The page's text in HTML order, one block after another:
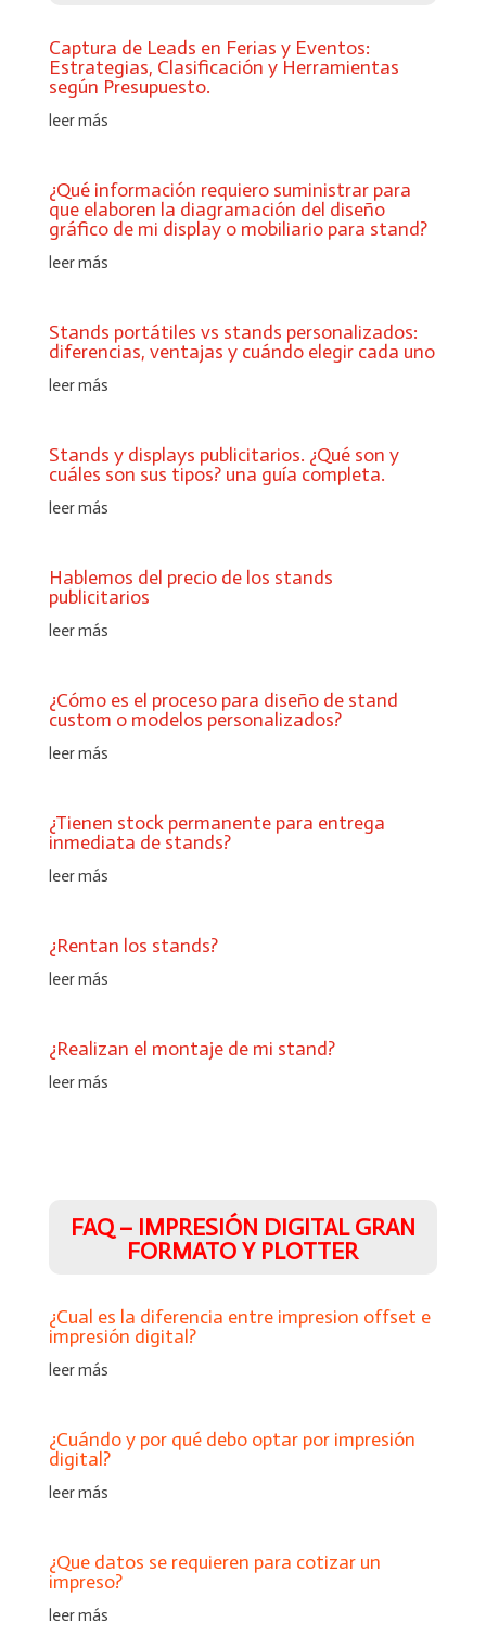
Captura de Leads en Ferias y Eventos:
Estrategias, Clasificación y Herramientas
según Presupuesto.
leer más
¿Qué información requiero suministrar para
que elaboren la diagramación del diseño
gráfico de mi display o mobiliario para stand?
leer más
Stands portátiles vs stands personalizados:
diferencias, ventajas y cuándo elegir cada uno
leer más
Stands y displays publicitarios. ¿Qué son y
cuáles son sus tipos? una guía completa.
leer más
Hablemos del precio de los stands
publicitarios
leer más
¿Cómo es el proceso para diseño de stand
custom o modelos personalizados?
leer más
¿Tienen stock permanente para entrega
inmediata de stands?
leer más
¿Rentan los stands?
leer más
¿Realizan el montaje de mi stand?
leer más
FAQ – IMPRESIÓN DIGITAL GRAN
FORMATO Y PLOTTER
¿Cual es la diferencia entre impresion offset e
impresión digital?
leer más
¿Cuándo y por qué debo optar por impresión
digital?
leer más
¿Que datos se requieren para cotizar un
impreso?
leer más